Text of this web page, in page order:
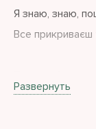
Я знаю, знаю,
Все прикриваєш
Я знаю, знаю,
Развернуть